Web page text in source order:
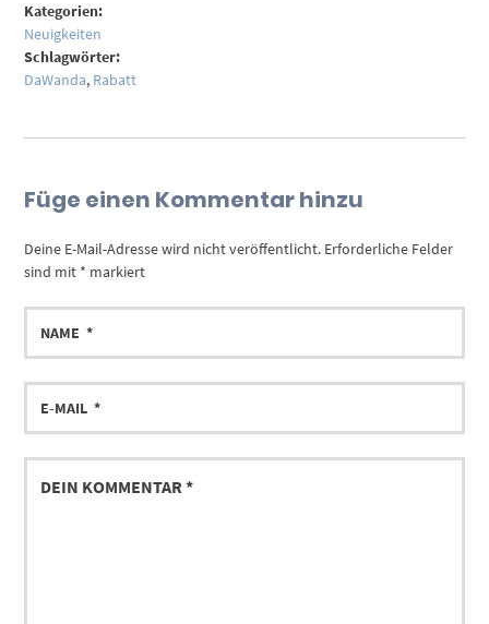
Kategorien:
Neuigkeiten
Schlagwörter:
DaWanda, Rabatt
Füge einen Kommentar hinzu
Deine E-Mail-Adresse wird nicht veröffentlicht. Erforderliche Felder
sind mit * markiert
NAME
E-
MAIL
DEIN
KOMMENTAR